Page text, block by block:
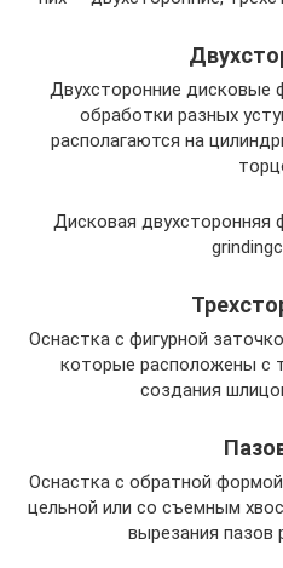
Двухсторонние дисковые
обработки разных
располагаются на
Дисковая
Оснастка с фигурной
которые расположены с
создания
Оснастка с обратной
цельной или со съемным
вырезания пазов